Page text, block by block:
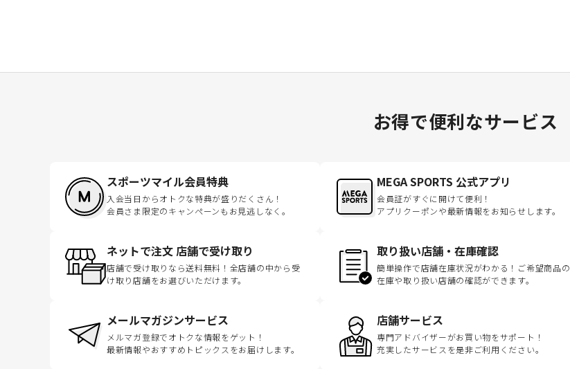
お得で便利なサービス
スポーツマイル会員特典
入会当日からオトクな特典が盛りだくさん！
会員さま限定のキャンペーンもお見逃しなく。
MEGA SPORTS 公式アプリ
会員証がすぐに開けて便利！
アプリクーポンや最新情報をお知らせします。
ネットで注文 店舗で受け取り
店舗で受け取りなら送料無料！全店舗の中から受
け取り店舗をお選びいただけます。
取り扱い店舗・在庫確認
簡単操作で店舗在庫状況がわかる！ご希望商品の
在庫や取り扱い店舗の確認ができます。
メールマガジンサービス
メルマガ登録でオトクな情報をゲット！
最新情報やおすすめトピックスをお届けします。
店舗サービス
専門アドバイザーがお買い物をサポート！
充実したサービスを是非ご利用ください。